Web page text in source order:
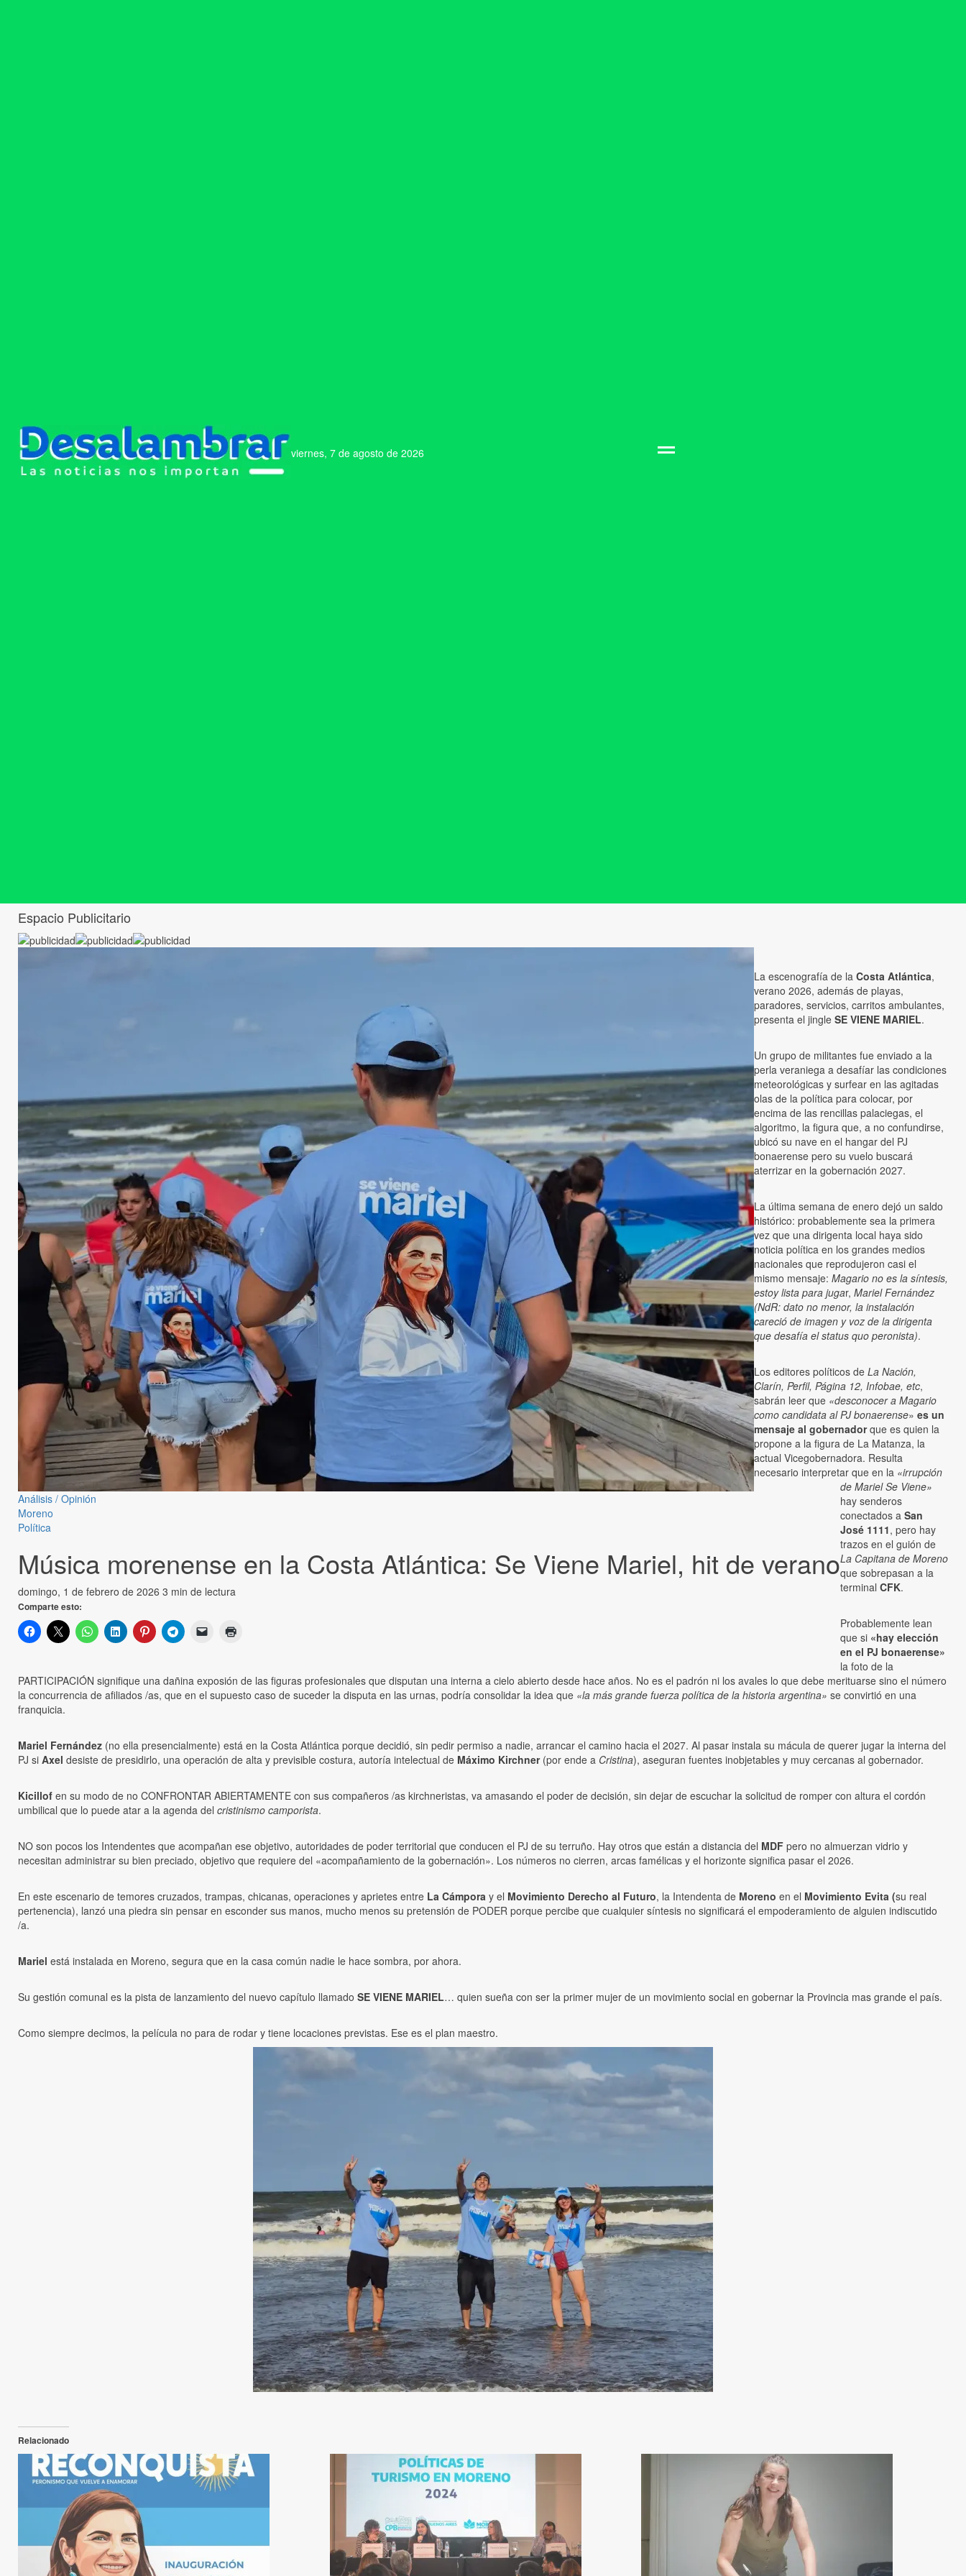
viernes, 7 de agosto de 2026
Espacio Publicitario
Análisis / Opinión
Moreno
Política
Música morenense en la Costa Atlántica: Se Viene Mariel, hit de verano
domingo, 1 de febrero de 2026 3 min de lectura
Comparte esto:
La escenografía de la Costa Atlántica,
verano 2026, además de playas,
paradores, servicios, carritos ambulantes,
presenta el jingle SE VIENE MARIEL.
Un grupo de militantes fue enviado a la
perla veraniega a desafíar las condiciones
meteorológicas y surfear en las agitadas
olas de la política para colocar, por
encima de las rencillas palaciegas, el
algoritmo, la figura que, a no confundirse,
ubicó su nave en el hangar del PJ
bonaerense pero su vuelo buscará
aterrizar en la gobernación 2027.
La última semana de enero dejó un saldo
histórico: probablemente sea la primera
vez que una dirigenta local haya sido
noticia política en los grandes medios
nacionales que reprodujeron casi el
mismo mensaje: Magario no es la síntesis,
estoy lista para jugar, Mariel Fernández
(NdR: dato no menor, la instalación
careció de imagen y voz de la dirigenta
que desafía el status quo peronista).
Los editores políticos de La Nación,
Clarín, Perfil, Página 12, Infobae, etc,
sabrán leer que «desconocer a Magario
como candidata al PJ bonaerense» es un
mensaje al gobernadorque es quien la
propone a la figura de La Matanza, la
actual Vicegobernadora. Resulta
necesario interpretar que en la «irrupción
de Mariel Se Viene»
hay senderos
conectados a San
José 1111, pero hay
trazos en el guión de
La Capitana de Moreno
que sobrepasan a la
terminal CFK.
Probablemente lean
que si «hay elección
en el PJ bonaerense»
la foto de la
PARTICIPACIÓN signifique una dañina exposión de las figuras profesionales que disputan una interna a cielo abierto desde hace años. No es el padrón ni los avales lo que debe merituarse sino el número
la concurrencia de afiliados /as, que en el supuesto caso de suceder la disputa en las urnas, podría consolidar la idea que «la más grande fuerza política de la historia argentina» se convirtió en una
franquicia.
Mariel Fernández (no ella presencialmente) está en la Costa Atlántica porque decidió, sin pedir permiso a nadie, arrancar el camino hacia el 2027. Al pasar instala su mácula de querer jugar la interna del
PJ si Axel desiste de presidirlo, una operación de alta y previsible costura, autoría intelectual de Máximo Kirchner(por ende a Cristina), aseguran fuentes inobjetables y muy cercanas al gobernador.
Kicillof en su modo de no CONFRONTAR ABIERTAMENTE con sus compañeros /as kirchneristas, va amasando el poder de decisión, sin dejar de escuchar la solicitud de romper con altura el cordón
umbilical que lo puede atar a la agenda del cristinismo camporista.
NO son pocos los Intendentes que acompañan ese objetivo, autoridades de poder territorial que conducen el PJ de su terruño. Hay otros que están a distancia del MDF pero no almuerzan vidrio y
necesitan administrar su bien preciado, objetivo que requiere del «acompañamiento de la gobernación». Los números no cierren, arcas famélicas y el horizonte significa pasar el 2026.
En este escenario de temores cruzados, trampas, chicanas, operaciones y aprietes entre La Cámpora y el Movimiento Derecho al Futuro, la Intendenta de Moreno en el Movimiento Evita (su real
pertenencia), lanzó una piedra sin pensar en esconder sus manos, mucho menos su pretensión de PODER porque percibe que cualquier síntesis no significará el empoderamiento de alguien indiscutido
/a.
Mariel está instalada en Moreno, segura que en la casa común nadie le hace sombra, por ahora.
Su gestión comunal es la pista de lanzamiento del nuevo capítulo llamado SE VIENE MARIEL… quien sueña con ser la primer mujer de un movimiento social en gobernar la Provincia mas grande el país.
Como siempre decimos, la película no para de rodar y tiene locaciones previstas. Ese es el plan maestro.
Relacionado